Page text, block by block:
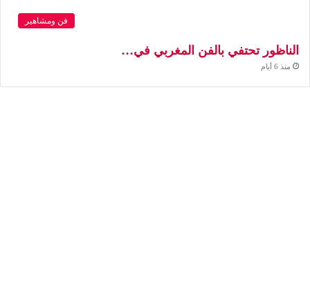
فن ومشاهير
الناظور تحتفي بالفن المغربي في…
منذ 6 أيام